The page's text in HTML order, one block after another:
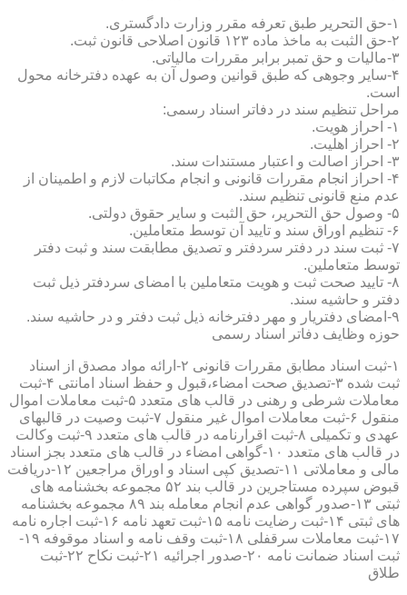
۱-حق التحریر طبق تعرفه مقرر وزارت دادگستری.
۲-حق الثبت به ماخذ ماده ۱۲۳ قانون اصلاحی قانون ثبت.
۳-مالیات و حق تمبر برابر مقررات مالیاتی.
۴-سایر وجوهی که طبق قوانین وصول آن به عهده دفترخانه محول
است.
مراحل تنظیم سند در دفاتر اسناد رسمی:
۱- احراز هویت.
۲- احراز اهلیت.
۳- احراز اصالت و اعتبار مستندات سند.
۴- احراز انجام مقررات قانونی و انجام مکاتبات لازم و اطمینان از
عدم منع قانونی تنظیم سند.
۵- وصول حق التحریر، حق الثبت و سایر حقوق دولتی.
۶- تنظیم اوراق سند و تایید آن توسط متعاملین.
۷- ثبت سند در دفتر سردفتر و تصدیق مطابقت سند و ثبت دفتر
توسط متعاملین.
۸- تایید صحت ثبت و هویت متعاملین با امضای سردفتر ذیل ثبت
دفتر و حاشیه سند.
۹-امضای دفتریار و مهر دفترخانه ذیل ثبت دفتر و در حاشیه سند.
حوزه وظایف دفاتر اسناد رسمی
۱-ثبت اسناد مطابق مقررات قانونی ۲-ارائه مواد مصدق از اسناد
ثبت شده ۳-تصدیق صحت امضاء،قبول و حفظ اسناد امانتی ۴-ثبت
معاملات شرطی و رهنی در قالب های متعدد ۵-ثبت معاملات اموال
منقول ۶-ثبت معاملات اموال غیر منقول ۷-ثبت وصیت در قالبهای
عهدی و تکمیلی ۸-ثبت اقرارنامه در قالب های متعدد ۹-ثبت وکالت
در قالب های متعدد ۱۰-گواهی امضاء در قالب های متعدد بجز اسناد
مالی و معاملاتی ۱۱-تصدیق کپی اسناد و اوراق مراجعین ۱۲-دریافت
قبوض سپرده مستاجرین در قالب بند ۵۲ مجموعه بخشنامه های
ثبتی ۱۳-صدور گواهی عدم انجام معامله بند ۸۹ مجموعه بخشنامه
های ثبتی ۱۴-ثبت رضایت نامه ۱۵-ثبت تعهد نامه ۱۶-ثبت اجاره نامه
۱۷-ثبت معاملات سرقفلی ۱۸-ثبت وقف نامه و اسناد موقوفه ۱۹-
ثبت اسناد ضمانت نامه ۲۰-صدور اجرائیه ۲۱-ثبت نکاح ۲۲-ثبت
طلاق